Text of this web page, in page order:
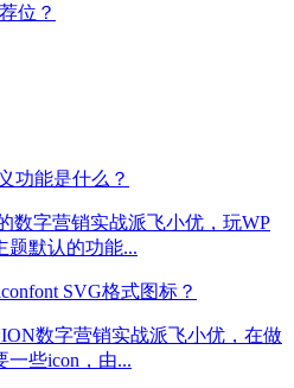
位？
功能是什么？
数字营销实战派飞小优，玩WP
题默认的功能...
SVG格式图标？
数字营销实战派飞小优，在做
一些icon，由...